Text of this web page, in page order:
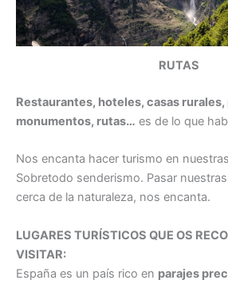
RUTAS
Restaurantes, hoteles, casas
monumentos, rutas… es de lo que
Nos encanta hacer turismo en
Sobretodo senderismo. Pasar
cerca de la naturaleza, nos encanta.
LUGARES TURÍSTICOS QUE OS
VISITAR:
España es un país rico en parajes